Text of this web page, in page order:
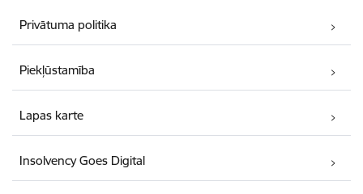
Privātuma politika
Piekļūstamība
Lapas karte
Insolvency Goes Digital